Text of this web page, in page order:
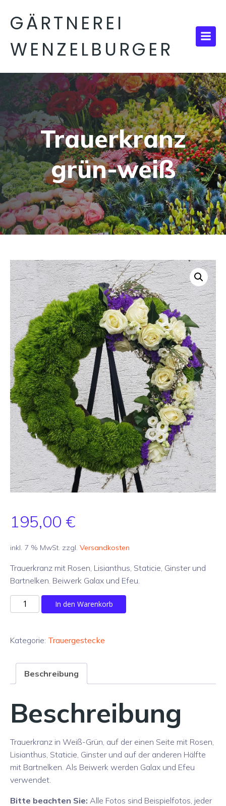
GÄRTNEREI
WENZELBURGER
Trauerkranz
grün-weiß
195,00 €
inkl. 7 % MwSt. zzgl. Versandkosten
Trauerkranz mit Rosen, Lisianthus, Staticie, Ginster und
Bartnelken. Beiwerk Galax und Efeu.
Trauerkranz
grün-
Menge
In den Warenkorb
Kategorie: Trauergestecke
Beschreibung
Beschreibung
Trauerkranz in Weiß-Grün, auf der einen Seite mit Rosen,
Lisianthus, Staticie, Ginster und auf der anderen Hälfte
mit Bartnelken. Als Beiwerk werden Galax und Efeu
verwendet.
Bitte beachten Sie: Alle Fotos sind Beispielfotos, jeder